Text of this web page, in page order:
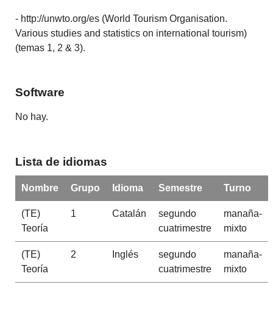
- http://unwto.org/es (World Tourism Organisation.
Various studies and statistics on international tourism)
(temas 1, 2 & 3).
Software
No hay.
Lista de idiomas
Nombre Grupo Idioma Semestre Turno
(TE)
Teoría
1 Catalán
segundo
cuatrimestre
manaña-
mixto
(TE)
Teoría
2 Inglés
segundo
cuatrimestre
manaña-
mixto